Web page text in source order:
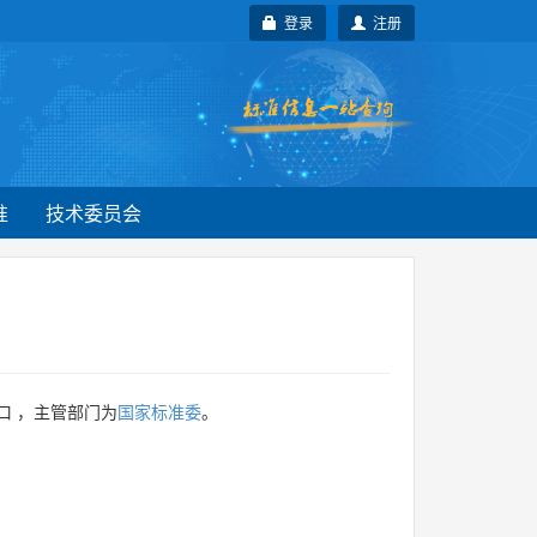
注册
登录
技术委员会
，主管部门为国家标准委。